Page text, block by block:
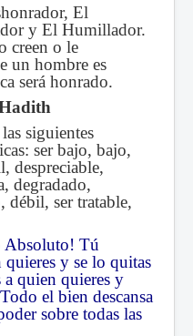
El
y El Humillador.
creen o le
un hombre es
será honrado.
siguientes
ser bajo, bajo,
despreciable,
degradado,
débil, ser tratable,
Absoluto! Tú
quieres y se lo quitas
a quien quieres y
el bien descansa
sobre todas las